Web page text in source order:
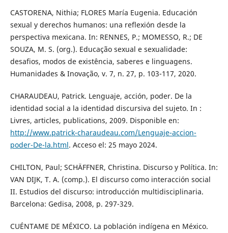
CASTORENA, Nithia; FLORES María Eugenia. Educación
sexual y derechos humanos: una reflexión desde la
perspectiva mexicana. In: RENNES, P.; MOMESSO, R.; DE
SOUZA, M. S. (org.). Educação sexual e sexualidade:
desafios, modos de existência, saberes e linguagens.
Humanidades & Inovação, v. 7, n. 27, p. 103-117, 2020.
CHARAUDEAU, Patrick. Lenguaje, acción, poder. De la
identidad social a la identidad discursiva del sujeto. In :
Livres, articles, publications, 2009. Disponible en:
http://www.patrick-charaudeau.com/Lenguaje-accion-
poder-De-la.html. Acceso el: 25 mayo 2024.
CHILTON, Paul; SCHÄFFNER, Christina. Discurso y Política. In:
VAN DIJK, T. A. (comp.). El discurso como interacción social
II. Estudios del discurso: introducción multidisciplinaria.
Barcelona: Gedisa, 2008, p. 297-329.
CUÉNTAME DE MÉXICO. La población indígena en México.